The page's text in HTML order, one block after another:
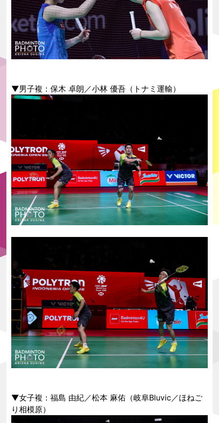
▼男子複：保木 卓朗／小林 優吾（トナミ運輸）
▼女子複：福島 由紀／松本 麻佑（岐阜Bluvic／ほねご
り相模原）